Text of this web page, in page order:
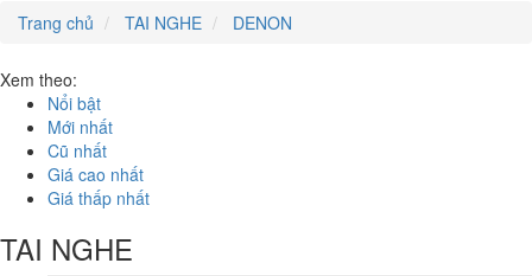
Trang chủ
TAI NGHE DENON
Xem theo:
Nổi bật
Mới nhất
Cũ nhất
Giá cao nhất
Giá thấp nhất
TAI NGHE